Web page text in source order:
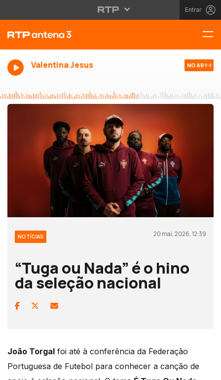
Entrar
Valentina Jesus NO AR
NOTÍCIAS 20 mai, 2026, 12:39
“Tuga ou Nada” é o hino
da seleção nacional
João Torgal foi até à conferência da Federação
Portuguesa de Futebol para conhecer a canção de